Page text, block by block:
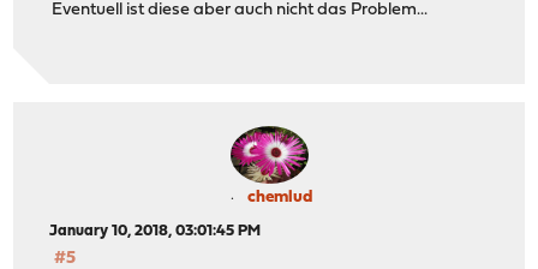
Eventuell ist diese aber auch nicht das Problem...
chemlud
January 10, 2018, 03:01:45 PM
#5